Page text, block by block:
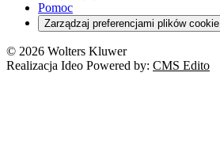
Pomoc
Zarządzaj preferencjami plików cookie
© 2026 Wolters Kluwer
Realizacja Ideo Powered by: CMS Edito